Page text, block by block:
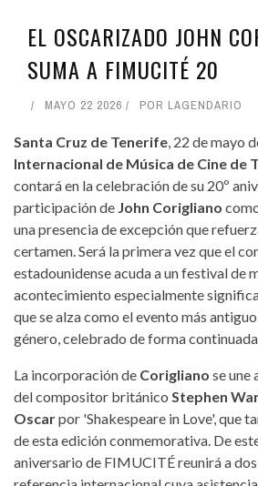
EL OSCARIZADO JOHN
SUMA A FIMUCITÉ 20
MAYO 22 2026 POR LAGENDARIO
Santa Cruz de Tenerife, 22 de mayo
Internacional de Música de Cine de
contará en la celebración de su 20º
participación de John Corigliano
una presencia de excepción que
certamen. Será la primera vez que el
estadounidense acuda a un festival de
acontecimiento especialmente
que se alza como el evento más
género, celebrado de forma
La incorporación de Corigliano se une
del compositor británico Stephen
Oscarpor 'Shakespeare in Love', que
de esta edición conmemorativa. De
aniversario de FIMUCITÉ reunirá a